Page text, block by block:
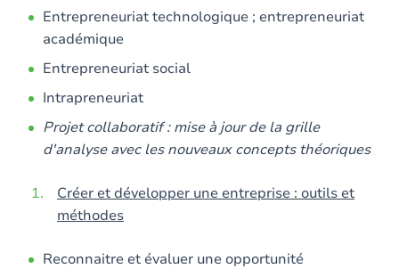
Entrepreneuriat technologique ; entrepreneuriat
académique
Entrepreneuriat social
Intrapreneuriat
Projet collaboratif : mise à jour de la grille
d'analyse avec les nouveaux concepts théoriques
Créer et développer une entreprise : outils et
méthodes
Reconnaitre et évaluer une opportunité